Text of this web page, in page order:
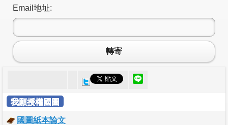
Email地址:
轉寄
我願授權國圖
國圖紙本論文